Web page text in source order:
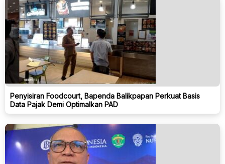
Penyisiran Foodcourt, Bapenda Balikpapan Perkuat Basis
Data Pajak Demi Optimalkan PAD